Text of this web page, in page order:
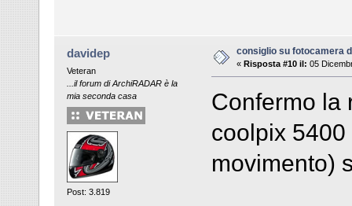
davidep
Veteran
...il forum di ArchiRADAR è la
mia seconda casa
Post: 3.819
consiglio su fotocamera
« Risposta #10 il: 05
Confermo la
coolpix
movimento)